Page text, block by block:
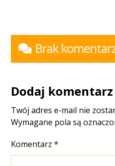
Brak
Dodaj komentarz
Twój adres e-mail nie
Wymagane pola są
Komentarz*